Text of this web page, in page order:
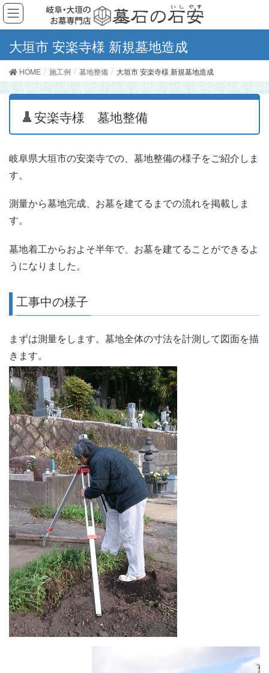
大垣市 安楽寺様 新規墓地造成
HOME 施工例 墓地整備 大垣市 安楽寺様 新規墓地造成
安楽寺様 墓地整備
岐阜県大垣市の安楽寺での、墓地整備の様子をご紹介しま
す。
測量から墓地完成、お墓を建てるまでの流れを掲載しま
す。
墓地着工からおよそ半年で、お墓を建てることができるよ
うになりました。
工事中の様子
まずは測量をします。墓地全体の寸法を計測して図面を描
きます。